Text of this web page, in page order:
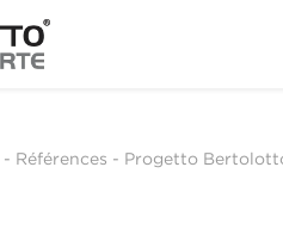
- Références - Progetto